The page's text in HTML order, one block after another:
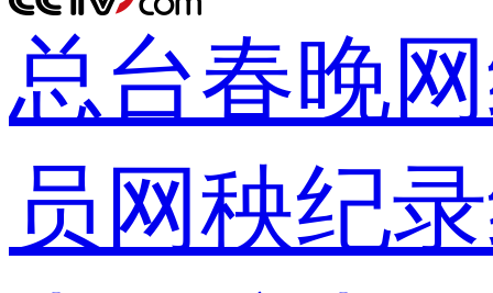
登
总台春晚
员网秧纪录